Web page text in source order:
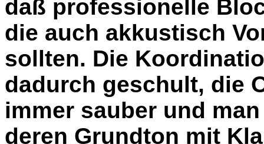
daß professionelle
die auch akkustisch
sollten. Die
dadurch geschult, die
immer sauber und
deren Grundton mit